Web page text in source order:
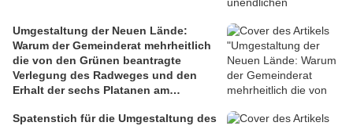
Umgestaltung der Neuen Lände:
Warum der Gemeinderat mehrheitlich
die von den Grünen beantragte
Verlegung des Radweges und den
Erhalt der sechs Platanen am
Spatenstich für die Umgestaltung des